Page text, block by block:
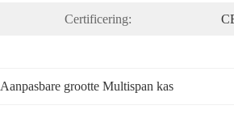
Certificering:
Aanpasbare grootte Multispan kas